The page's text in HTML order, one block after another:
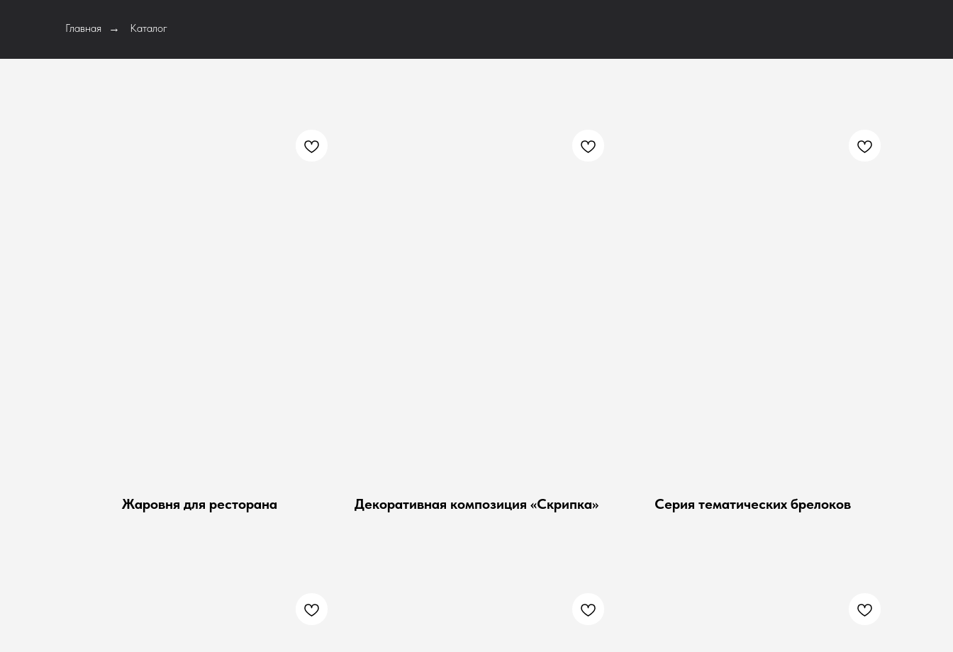
Главная → Каталог
Жаровня для ресторана Декоративная композиция «Скрипка» Серия тематических брелоков